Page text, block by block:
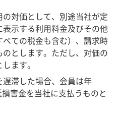
対価として、別途当社が定
示する利用料金及びその他
ての税金も含む）、請求時
とします。ただし、対価の
ます。
滞した場合、会員は年
害金を当社に支払うものと